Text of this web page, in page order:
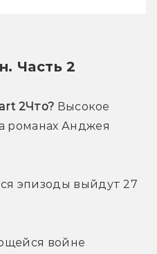
Часть 2
2Что? Высокое
романах Анджея
эпизоды выйдут 27
войне